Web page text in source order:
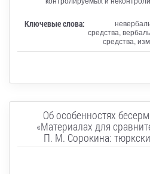
Ключевые слова:
средства,
средства,
Об особенностях
«Материалах для
П. М. Сорокина: